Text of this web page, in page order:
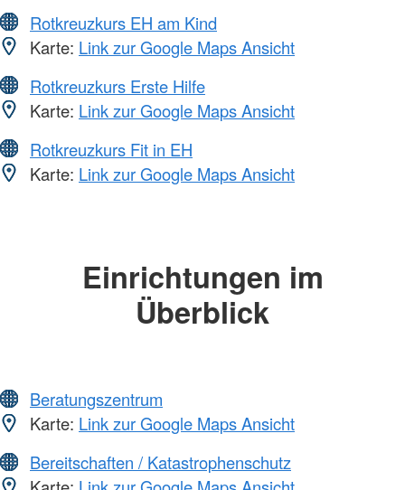
Rotkreuzkurs EH am Kind
Karte: Link zur Google Maps Ansicht
Rotkreuzkurs Erste Hilfe
Karte: Link zur Google Maps Ansicht
Rotkreuzkurs Fit in EH
Karte: Link zur Google Maps Ansicht
Einrichtungen im
Überblick
Beratungszentrum
Karte: Link zur Google Maps Ansicht
Bereitschaften / Katastrophenschutz